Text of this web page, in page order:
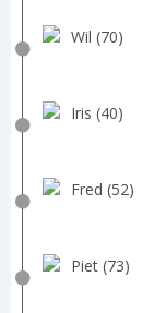
Wil (70)
Iris (40)
Fred (52)
Piet (73)